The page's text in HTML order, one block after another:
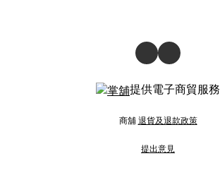
提供電子商貿服務
商舖 退貨及退款政策
提出意見